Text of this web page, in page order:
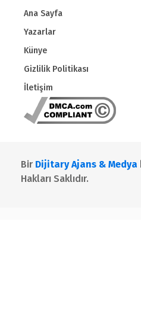
Ana Sayfa
Yazarlar
Künye
Gizlilik Politikası
İletişim
Bir Dijitary Ajans & Medya
Hakları Saklıdır.